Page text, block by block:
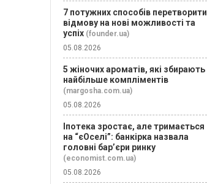
7 потужних способів перетворити
відмову на нові можливості та
успіх (founder.ua)
05.08.2026
5 жіночих ароматів, які збирають
найбільше компліментів
(margosha.com.ua)
05.08.2026
Іпотека зростає, але тримається
на “єОселі”: банкірка назвала
головні бар’єри ринку
(economist.com.ua)
05.08.2026